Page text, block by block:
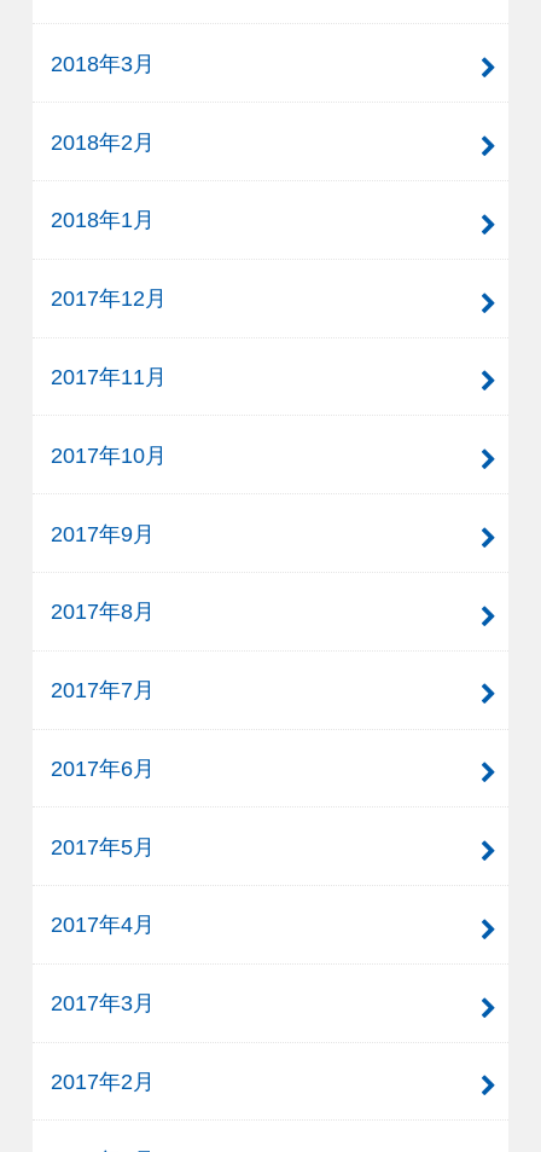
2018年3月
2018年2月
2018年1月
2017年12月
2017年11月
2017年10月
2017年9月
2017年8月
2017年7月
2017年6月
2017年5月
2017年4月
2017年3月
2017年2月